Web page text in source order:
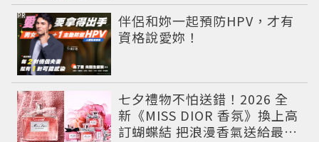
伴侶和妳一起預防HPV，才有
資格說愛妳！
PR
七夕禮物不怕送錯！2026 全
新《MISS DIOR 香氛》換上高
訂蝴蝶結 把浪漫香氣送給最重